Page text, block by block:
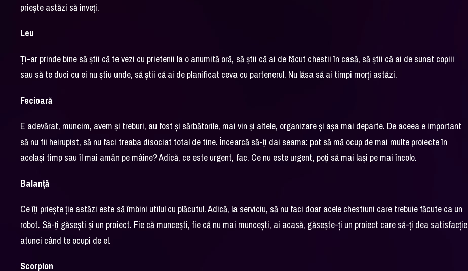
priește astăzi să înveți.
Leu
Ți-ar prinde bine să știi că te vezi cu prietenii la o anumită oră, să știi că ai de făcut chestii în casă, să știi că ai de sunat copiii
sau să te duci cu ei nu știu unde, să știi că ai de planificat ceva cu partenerul. Nu lăsa să ai timpi morți astăzi.
Fecioară
E adevărat, muncim, avem și treburi, au fost și sărbătorile, mai vin și altele, organizare și așa mai departe. De aceea e important
să nu fii heirupist, să nu faci treaba disociat total de tine. Încearcă să-ți dai seama: pot să mă ocup de mai multe proiecte în
același timp sau îl mai amân pe mâine? Adică, ce este urgent, fac. Ce nu este urgent, poți să mai lași pe mai încolo.
Balanță
Ce îți priește ție astăzi este să îmbini utilul cu plăcutul. Adică, la serviciu, să nu faci doar acele chestiuni care trebuie făcute ca un
robot. Să-ți găsești și un proiect. Fie că muncești, fie că nu mai muncești, ai acasă, găsește-ți un proiect care să-ți dea satisfacție
atunci când te ocupi de el.
Scorpion